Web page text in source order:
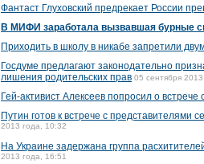
Фантаст Глуховский предрекает России
В МИФИ заработала вызвавшая бурные
Приходить в школу в никабе запретили
Госдуме предлагают законодательно
лишения родительских прав 05 сентября
Гей-активист Алексеев попросил о
Путин готов к встрече с представителями
2013 года, 10:32
На Украине задержана группа
2013 года, 16:51